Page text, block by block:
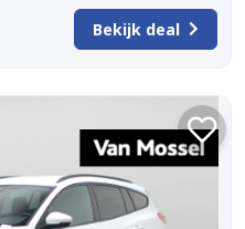
Bekijk deal